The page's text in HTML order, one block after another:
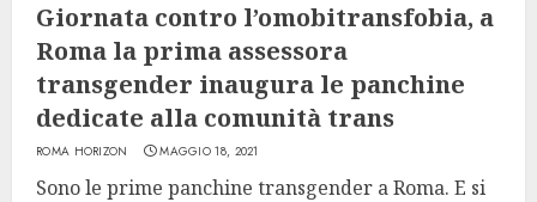
Giornata contro l’omobitransfobia, a
Roma la prima assessora
transgender inaugura le panchine
dedicate alla comunità trans
ROMA HORIZON MAGGIO 18, 2021
Sono le prime panchine transgender a Roma. E si